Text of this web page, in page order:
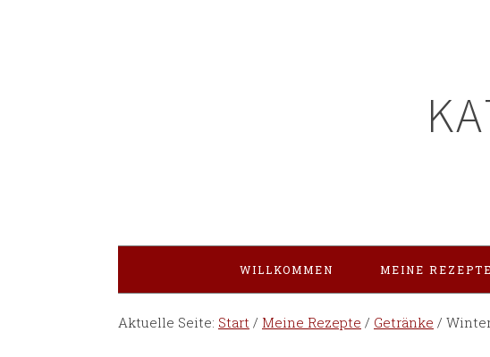
WILLKOMMEN MEINE REZEPTE
Aktuelle Seite: Start / Meine Rezepte / Getränke /